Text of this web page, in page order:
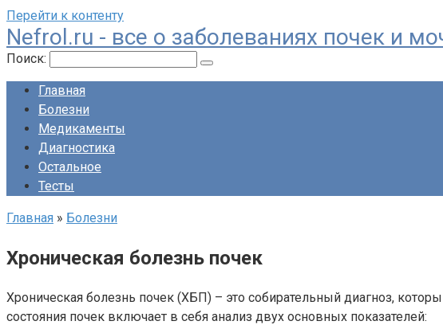
Перейти к контенту
Nefrol.ru - все о заболеваниях почек и
Поиск:
Главная
Болезни
Медикаменты
Диагностика
Остальное
Тесты
Главная » Болезни
Хроническая болезнь почек
Хроническая болезнь почек (ХБП) – это собирательный диагноз,
состояния почек включает в себя анализ двух основных показателей: